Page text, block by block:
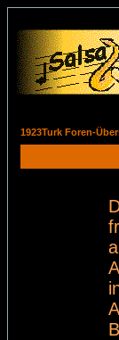
1923Turk Foren-